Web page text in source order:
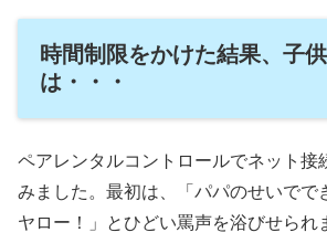
時間制限をかけた結果、子
は・・・
ペアレンタルコントロールでネット接
みました。最初は、「パパのせいでで
ヤロー！」とひどい罵声を浴びせられ